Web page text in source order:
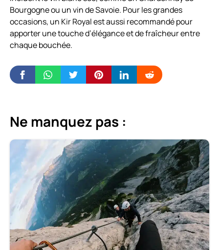
Bourgogne ou un vin de Savoie. Pour les grandes
occasions, un Kir Royal est aussi recommandé pour
apporter une touche d’élégance et de fraîcheur entre
chaque bouchée.
Ne manquez pas :